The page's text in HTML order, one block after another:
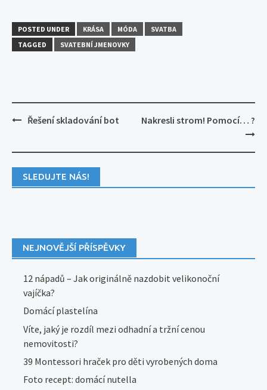
POSTED UNDER KRÁSA MÓDA
SVATBA
TAGGED
SVATEBNÍ JMENOVKY
PostŘešení skladování bot Nakresli strom! Pomocí… ?
SLEDUJTE NÁS!
NEJNOVĚJŠÍ PŘÍSPĚVKY
12 nápadů – Jak originálně nazdobit velikonoční
vajíčka?
Domácí plastelína
Víte, jaký je rozdíl mezi odhadní a tržní cenou
nemovitosti?
39 Montessori hraček pro děti vyrobených doma
Foto recept: domácí nutella